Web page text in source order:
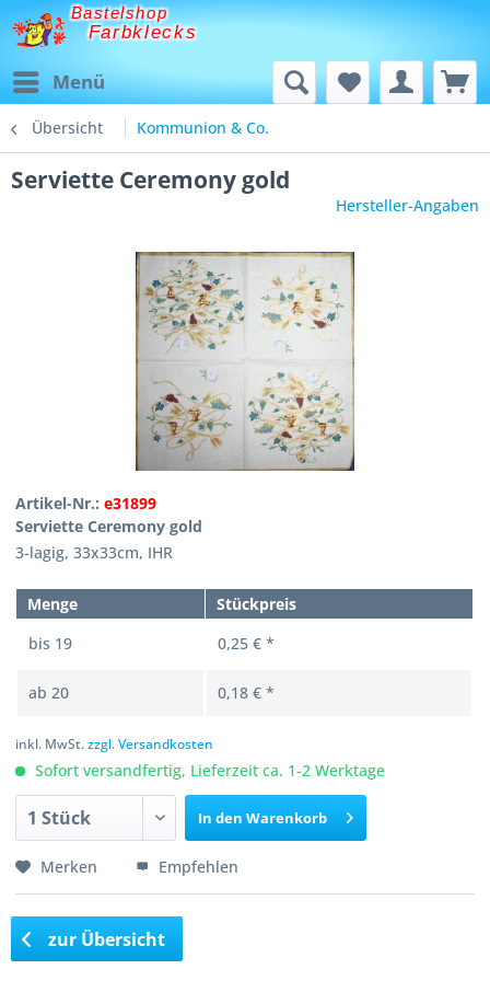
Bastelshop
Farbklecks
Menü
Übersicht Kommunion & Co.
Serviette Ceremony gold
Hersteller-Angaben
Artikel-Nr.:e31899
Serviette Ceremony gold
3-lagig, 33x33cm, IHR
Menge
Stückpreis
bis 19 0,25 € *
ab20 0,18 € *
inkl. MwSt.zzgl. Versandkosten
Sofort versandfertig, Lieferzeit ca. 1-2 Werktage
In den Warenkorb
Merken Empfehlen
zur Übersicht